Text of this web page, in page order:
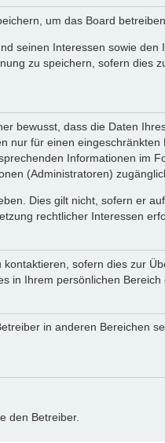
um das Board
seinen Interessen sowie
zu speichern, sofern dies
bewusst, dass die Daten
nur für einen
Informationen im
(Administratoren)
Dies gilt nicht, sofern er
rechtlicher Interessen
sofern dies zur
in Ihrem persönlichen Bereich
in anderen Bereichen
den Betreiber.